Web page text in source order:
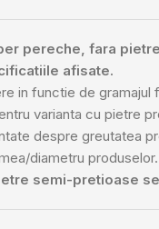
pereche, fara
afisate.
in functie de
varianta cu pietre
despre greutatea
diametru produselor.
semi-pretioase